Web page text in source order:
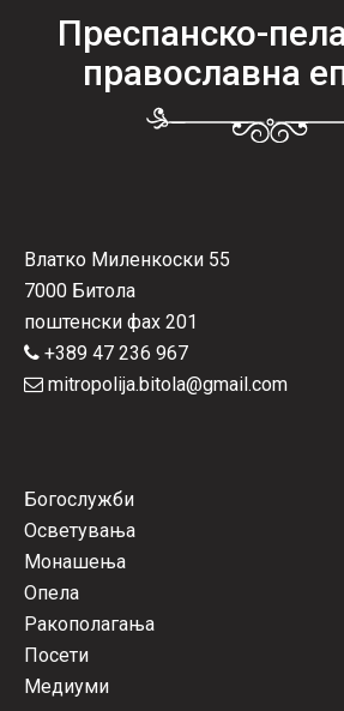
Преспанско-
православна
Влатко Миленкоски 55
7000 Битола
поштенски фах 201
+389 47 236 967
mitropolija.bitola@gmail.com
Богослужби
Осветувања
Монашења
Опела
Ракополагања
Посети
Медиуми